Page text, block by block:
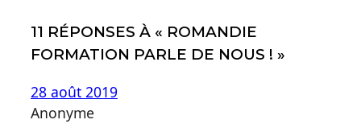
donner
une
11 RÉPONSES À « ROMANDIE
FORMATION PARLE DE NOUS ! »
28 août 2019
Anonyme